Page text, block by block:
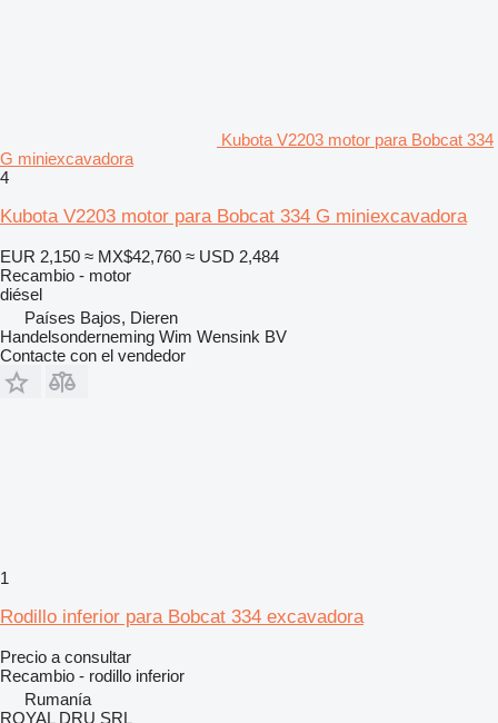
Kubota V2203 motor para Bobcat 334
G miniexcavadora
4
Kubota V2203 motor para Bobcat 334 G miniexcavadora
EUR 2,150 ≈ MX$42,760 ≈ USD 2,484
Recambio - motor
diésel
Países Bajos, Dieren
Handelsonderneming Wim Wensink BV
Contacte con el vendedor
1
Rodillo inferior para Bobcat 334 excavadora
Precio a consultar
Recambio - rodillo inferior
Rumanía
ROYAL DRU SRL